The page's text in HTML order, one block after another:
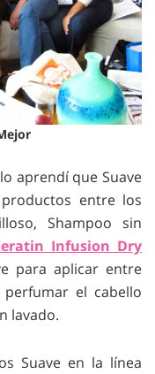
aprendí que Suave
entre los
Shampoo sin
Infusion Dry
para aplicar entre
el cabello
lavado.
Suave en la línea